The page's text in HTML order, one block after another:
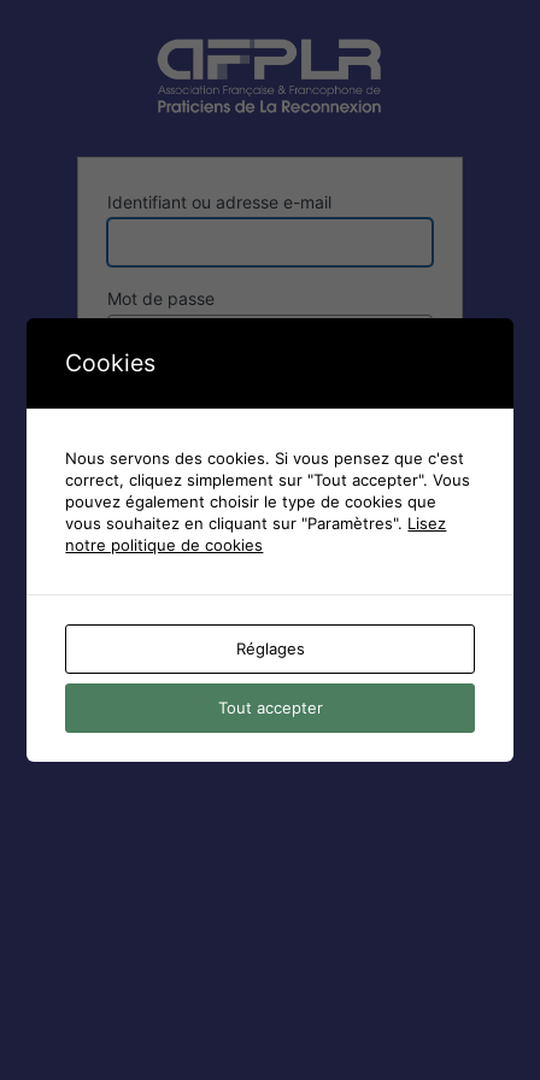
Identifiant ou adresse e-mail
Mot de passe
Inscription | Mot de passe oublié ?
Politique de confidentialité
Cookies
Nous servons des cookies. Si vous pensez que c'est
correct, cliquez simplement sur "Tout accepter". Vous
pouvez également choisir le type de cookies que
vous souhaitez en cliquant sur "Paramètres". Lisez
notre politique de cookies
Réglages
Tout accepter